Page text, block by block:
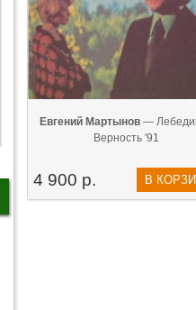
Евгений Мартынов—
Верность '91
4 900 р. В